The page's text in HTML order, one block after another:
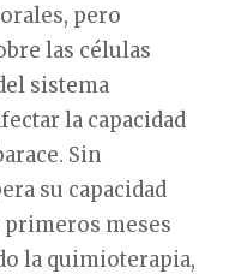
pero
las células
sistema
la capacidad
Sin
su capacidad
meses
la quimioterapia,